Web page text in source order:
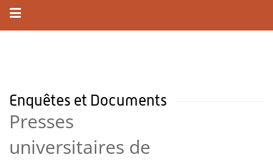
Enquêtes et Documents
Presses
universitaires de